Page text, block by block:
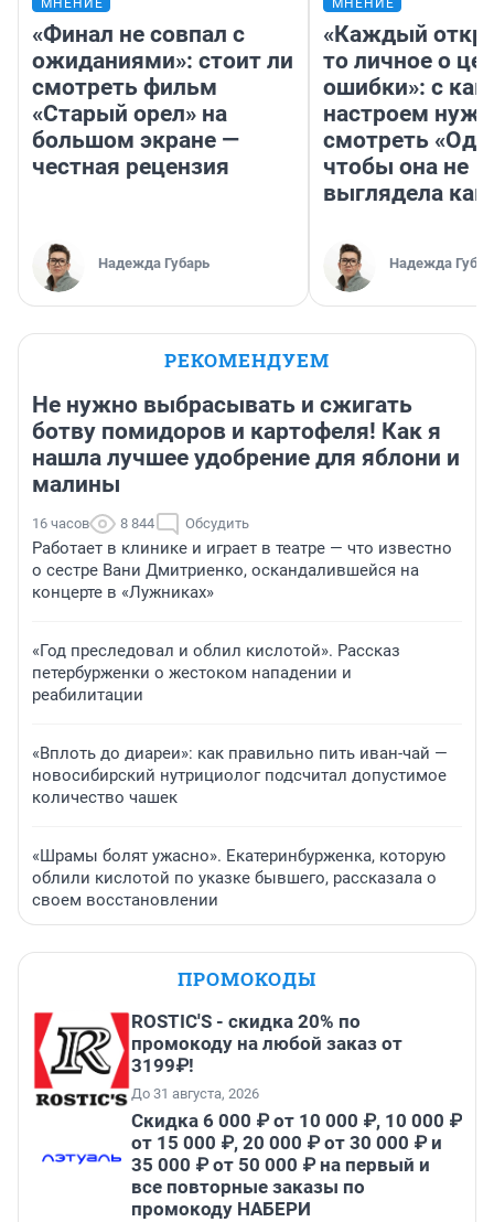
МНЕНИЕ
«Финал не совпал с
ожиданиями»: стоит ли
смотреть фильм
«Старый орел» на
большом экране —
честная рецензия
Надежда Губарь
МНЕНИЕ
«Каждый
то личное о
ошибки»: с
настроем
смотреть
чтобы она не
выглядела как
Надежда
РЕКОМЕНДУЕМ
Не нужно выбрасывать и сжигать
ботву помидоров и картофеля! Как я
нашла лучшее удобрение для яблони и
малины
16 часов 8 844 Обсудить
Работает в клинике и играет в театре — что известно
о сестре Вани Дмитриенко, оскандалившейся на
концерте в «Лужниках»
«Год преследовал и облил кислотой». Рассказ
петербурженки о жестоком нападении и
реабилитации
«Вплоть до диареи»: как правильно пить иван-чай —
новосибирский нутрициолог подсчитал допустимое
количество чашек
«Шрамы болят ужасно». Екатеринбурженка, которую
облили кислотой по указке бывшего, рассказала о
своем восстановлении
ПРОМОКОДЫ
ROSTIC'S - скидка 20% по
промокоду на любой заказ от
3199₽!
До 31 августа, 2026
Скидка 6 000 ₽ от 10 000 ₽, 10 000 ₽
от 15 000 ₽, 20 000 ₽ от 30 000 ₽ и
35 000 ₽ от 50 000 ₽ на первый и
все повторные заказы по
промокоду НАБЕРИ